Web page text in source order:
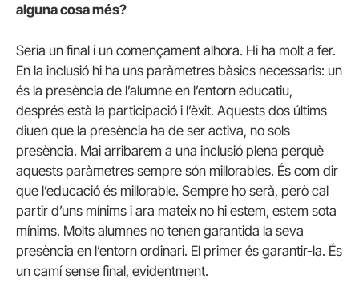
alguna cosa més?
Seria un final i un començament alhora. Hi ha molt a fer.
En la inclusió hi ha uns paràmetres bàsics necessaris: un
és la presència de l’alumne en l’entorn educatiu,
després està la participació i l’èxit. Aquests dos últims
diuen que la presència ha de ser activa, no sols
presència. Mai arribarem a una inclusió plena perquè
aquests paràmetres sempre són millorables. És com dir
que l’educació és millorable. Sempre ho serà, però cal
partir d’uns mínims i ara mateix no hi estem, estem sota
mínims. Molts alumnes no tenen garantida la seva
presència en l’entorn ordinari. El primer és garantir-la. És
un camí sense final, evidentment.